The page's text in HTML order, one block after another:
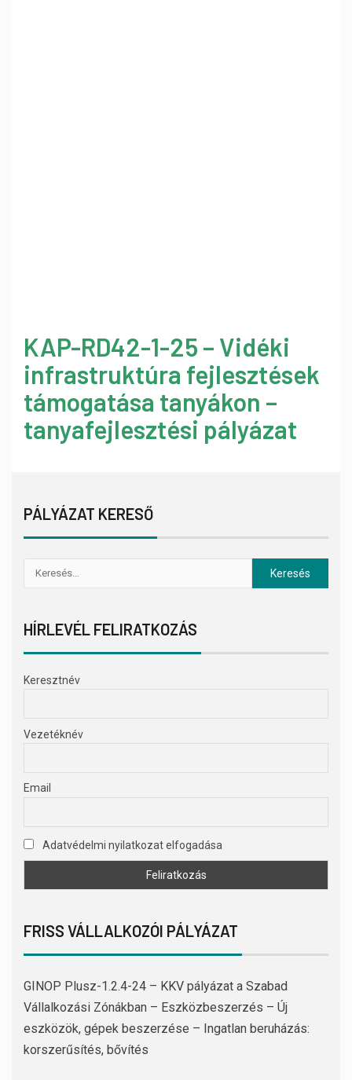
KAP-RD42-1-25 – Vidéki
infrastruktúra fejlesztések
támogatása tanyákon –
tanyafejlesztési pályázat
PÁLYÁZAT KERESŐ
HÍRLEVÉL FELIRATKOZÁS
Keresztnév
Vezetéknév
Email
Adatvédelmi nyilatkozat elfogadása
FRISS VÁLLALKOZÓI PÁLYÁZAT
GINOP Plusz-1.2.4-24 – KKV pályázat a Szabad
Vállalkozási Zónákban – Eszközbeszerzés – Új
eszközök, gépek beszerzése – Ingatlan beruházás:
korszerűsítés, bővítés